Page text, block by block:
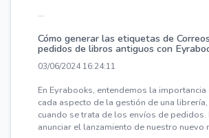
...
Cómo generar las etiquetas de
pedidos de libros antiguos con
03/06/2024 16:24:11
En Eyrabooks, entendemos la
cada aspecto de la gestión de una
cuando se trata de los envíos de
anunciar el lanzamiento de nuestro nuevo